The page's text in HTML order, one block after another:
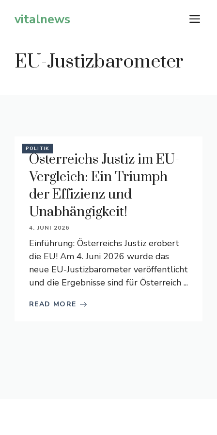
Inhaltvitalnews
EU-Justizbarometer
POLITIK
Österreichs Justiz im EU-
Vergleich: Ein Triumph
der Effizienz und
Unabhängigkeit!
4. JUNI 2026
Einführung: Österreichs Justiz erobert
die EU! Am 4. Juni 2026 wurde das
neue EU-Justizbarometer veröffentlicht
und die Ergebnisse sind für Österreich ...
READ MORE